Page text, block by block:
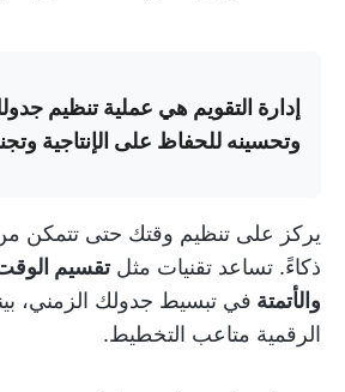
إدارة التقويم هي عملية تنظيم
وتحسينه للحفاظ على الإنتاجية
يركز على تنظيم وقتك حتى تتمكن
ذكاءً. تساعد تقنيات مثلتقسيم
والأتمتة في تبسيط جدولك الزمني،
الرقمية متاعب التخطيط.